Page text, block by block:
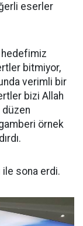
eserler
hedefimiz
bitmiyor,
verimli bir
bizi Allah
düzen
örnek
ile sona erdi.